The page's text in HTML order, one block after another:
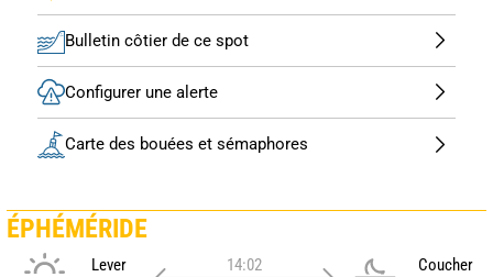
Bulletin côtier de ce spot
Configurer une alerte
Carte des bouées et sémaphores
ÉPHÉMÉRIDE
Lever
14:02
Coucher